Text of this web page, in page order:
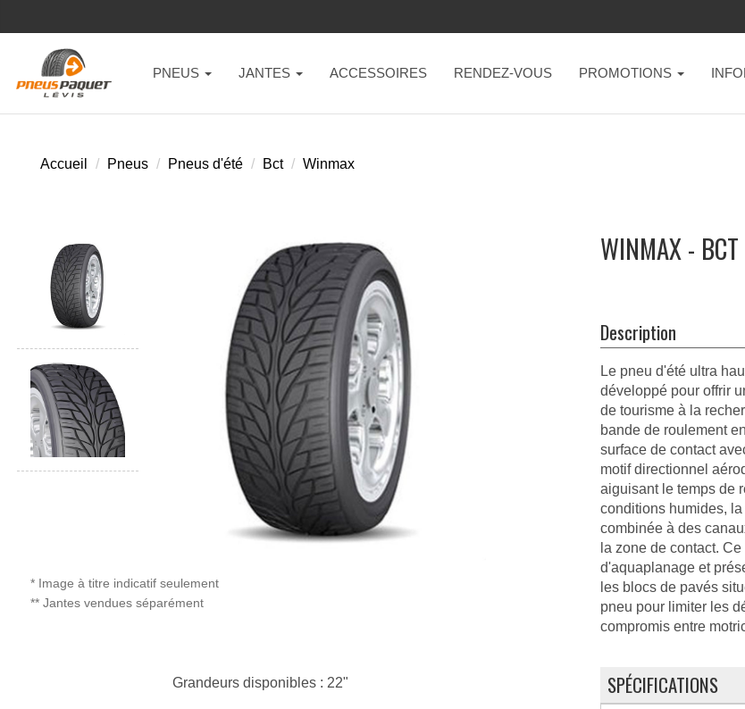
PNEUS JANTES ACCESSOIRES RENDEZ-VOUS PROMOTIONS
Accueil Pneus Pneus d'été Bct Winmax
* Image à titre indicatif seulement
** Jantes vendues séparément
Grandeurs disponibles : 22"
WINMAX - BCT
Description
Le pneu d'été ultra
développé pour offrir
de tourisme à la
bande de roulement
surface de contact
motif directionnel
aiguisant le temps de
conditions humides,
combinée à des
la zone de contact.
d'aquaplanage et
les blocs de pavés
pneu pour limiter les
compromis entre
SPÉCIFICATIONS